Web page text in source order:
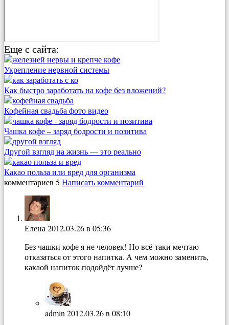
Еще с сайта:
Укрепление нервной системы
Как быстро заработать на кофе без вложений?
Кофейная свадьба фото видео
Чашка кофе – заряд бодрости и позитива
Другой взгляд на жизнь — это реально
Какао польза или вред для организма
комментариев 5 Написать комментарий
Елена 2012.03.26 в 05:36
Без чашки кофе я не человек! Но всё-таки мечтаю
отказаться от этого напитка. А чем можно заменить,
какаой напиток подойдёт лучше?
admin 2012.03.26 в 08:10